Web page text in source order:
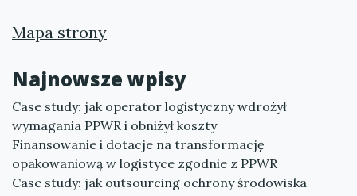
Mapa strony
Najnowsze wpisy
Case study: jak operator logistyczny wdrożył
wymagania PPWR i obniżył koszty
Finansowanie i dotacje na transformację
opakowaniową w logistyce zgodnie z PPWR
Case study: jak outsourcing ochrony środowiska